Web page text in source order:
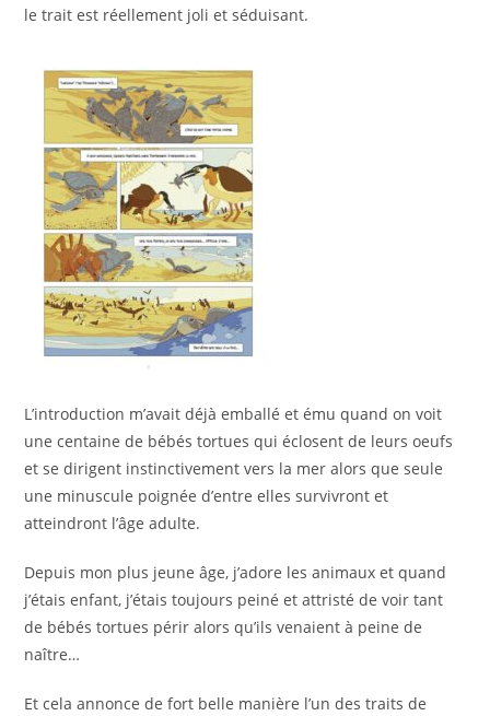
le trait est réellement joli et séduisant.
L’introduction m’avait déjà emballé et ému quand on voit
une centaine de bébés tortues qui éclosent de leurs oeufs
et se dirigent instinctivement vers la mer alors que seule
une minuscule poignée d’entre elles survivront et
atteindront l’âge adulte.
Depuis mon plus jeune âge, j’adore les animaux et quand
j’étais enfant, j’étais toujours peiné et attristé de voir tant
de bébés tortues périr alors qu’ils venaient à peine de
naître…
Et cela annonce de fort belle manière l’un des traits de